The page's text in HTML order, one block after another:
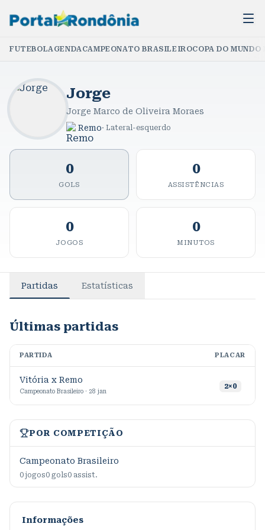
FUTEBOLAGENDACAMPEONATO BRASILEIROCOPA DO
Jorge
Jorge Marco de Oliveira Moraes
Remo· Lateral-esquerdo
0
GOLS
0
ASSISTÊNCIAS
0
JOGOS
0
MINUTOS
Partidas Estatísticas
Últimas partidas
PARTIDA PLACAR
Vitória x Remo
Campeonato Brasileiro · 28 jan
2×0
POR COMPETIÇÃO
Campeonato Brasileiro
0 jogos0 gols0 assist.
Informações